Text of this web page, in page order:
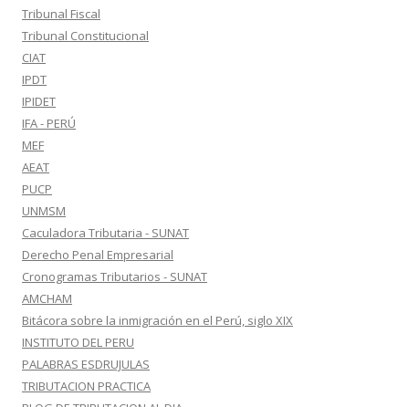
Tribunal Fiscal
Tribunal Constitucional
CIAT
IPDT
IPIDET
IFA - PERÚ
MEF
AEAT
PUCP
UNMSM
Caculadora Tributaria - SUNAT
Derecho Penal Empresarial
Cronogramas Tributarios - SUNAT
AMCHAM
Bitácora sobre la inmigración en el Perú, siglo XIX
INSTITUTO DEL PERU
PALABRAS ESDRUJULAS
TRIBUTACION PRACTICA